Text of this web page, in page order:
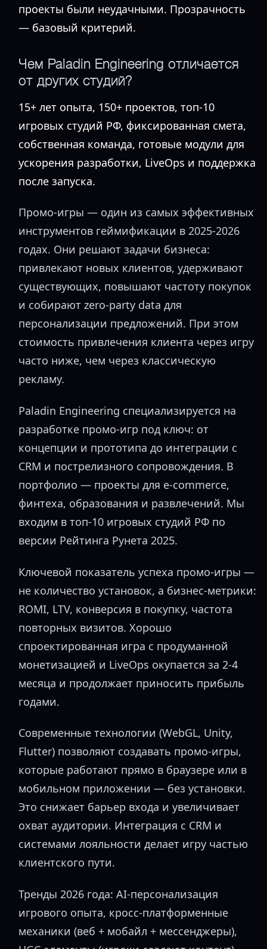
проекты были неудачными. Прозрачность
— базовый критерий.
Чем Paladin Engineering отличается
от других студий?
15+ лет опыта, 150+ проектов, топ-10
игровых студий РФ, фиксированная смета,
собственная команда, готовые модули для
ускорения разработки, LiveOps и поддержка
после запуска.
Промо-игры — один из самых эффективных
инструментов геймификации в 2025-2026
годах. Они решают задачи бизнеса:
привлекают новых клиентов, удерживают
существующих, повышают частоту покупок
и собирают zero-party data для
персонализации предложений. При этом
стоимость привлечения клиента через игру
часто ниже, чем через классическую
рекламу.
Paladin Engineering специализируется на
разработке промо-игр под ключ: от
концепции и прототипа до интеграции с
CRM и пострелизного сопровождения. В
портфолио — проекты для e-commerce,
финтеха, образования и развлечений. Мы
входим в топ-10 игровых студий РФ по
версии Рейтинга Рунета 2025.
Ключевой показатель успеха промо-игры —
не количество установок, а бизнес-метрики:
ROMI, LTV, конверсия в покупку, частота
повторных визитов. Хорошо
спроектированная игра с продуманной
монетизацией и LiveOps окупается за 2-4
месяца и продолжает приносить прибыль
годами.
Современные технологии (WebGL, Unity,
Flutter) позволяют создавать промо-игры,
которые работают прямо в браузере или в
мобильном приложении — без установки.
Это снижает барьер входа и увеличивает
охват аудитории. Интеграция с CRM и
системами лояльности делает игру частью
клиентского пути.
Тренды 2026 года: AI-персонализация
игрового опыта, кросс-платформенные
механики (веб + мобайл + мессенджеры),